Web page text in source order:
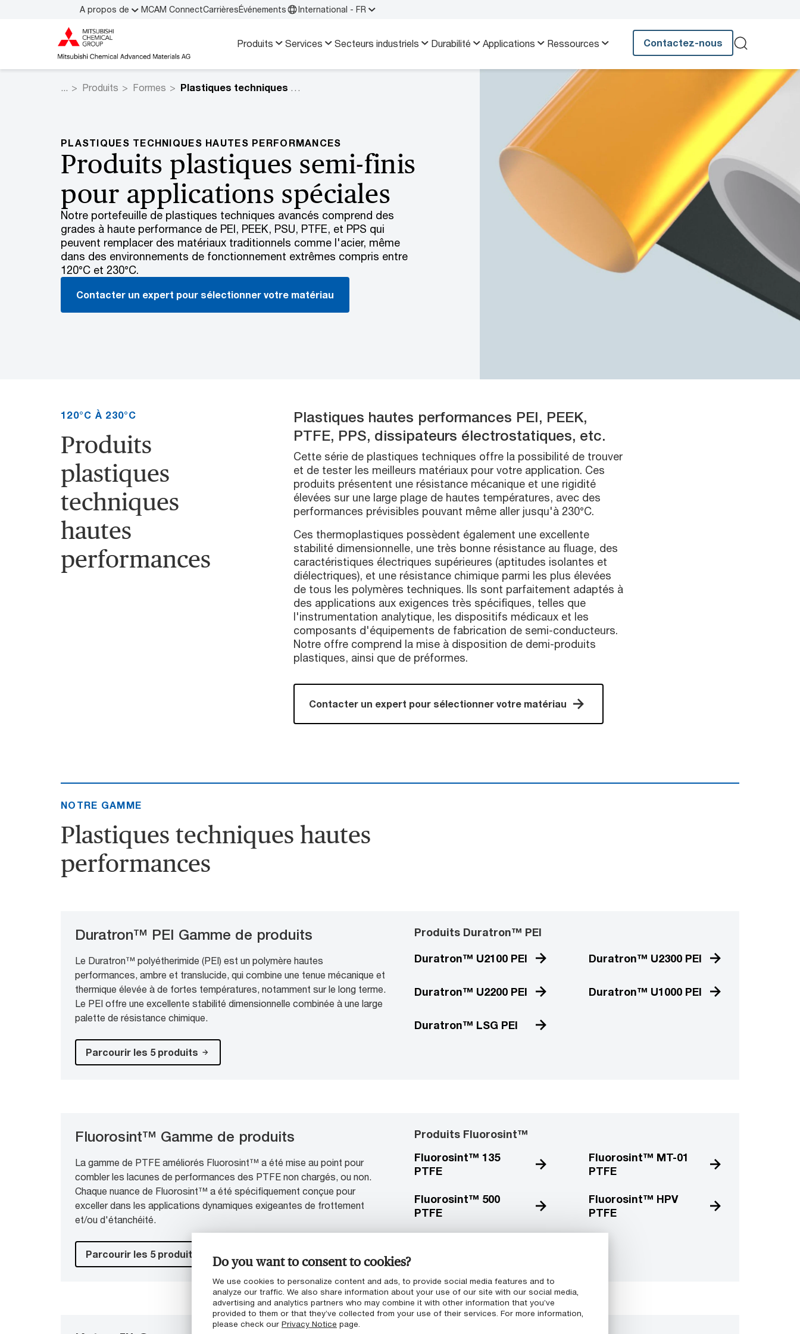
Do you want to consent to cookies?
We use cookies to personalize content and ads, to provide social media features and to
analyze our traffic. We also share information about your use of our site with our social media,
advertising and analytics partners who may combine it with other information that you’ve
provided to them or that they’ve collected from your use of their services. For more information,
please check our Privacy Notice page.
A propos de MCAM ConnectCarrièresÉvénements International - FR
Produits Services Secteurs industriels Durabilité Applications Ressources Contactez-nous
Produits Formes Plastiques techniques hautes performances
PLASTIQUES TECHNIQUES HAUTES PERFORMANCES
Produits plastiques semi-finis
pour applications spéciales
Notre portefeuille de plastiques techniques avancés comprend des
grades à haute performance de PEI, PEEK, PSU, PTFE, et PPS qui
peuvent remplacer des matériaux traditionnels comme l'acier, même
dans des environnements de fonctionnement extrêmes compris entre
120°C et 230°C.
Contacter un expert pour sélectionner votre matériau
120°C À 230°C
Produits
plastiques
techniques
hautes
performances
Plastiques hautes performances PEI, PEEK,
PTFE, PPS, dissipateurs électrostatiques, etc.
Cette série de plastiques techniques offre la possibilité de trouver
et de tester les meilleurs matériaux pour votre application. Ces
produits présentent une résistance mécanique et une rigidité
élevées sur une large plage de hautes températures, avec des
performances prévisibles pouvant même aller jusqu'à 230°C.
Ces thermoplastiques possèdent également une excellente
stabilité dimensionnelle, une très bonne résistance au fluage, des
caractéristiques électriques supérieures (aptitudes isolantes et
diélectriques), et une résistance chimique parmi les plus élevées
de tous les polymères techniques. Ils sont parfaitement adaptés à
des applications aux exigences très spécifiques, telles que
l'instrumentation analytique, les dispositifs médicaux et les
composants d'équipements de fabrication de semi-conducteurs.
Notre offre comprend la mise à disposition de demi-produits
plastiques, ainsi que de préformes.
Contacter un expert pour sélectionner votre matériau
NOTRE GAMME
Plastiques techniques hautes
performances
Duratron™ PEI Gamme de produits
Le Duratron™ polyétherimide (PEI) est un polymère hautes
performances, ambre et translucide, qui combine une tenue mécanique et
thermique élevée à de fortes températures, notamment sur le long terme.
Le PEI offre une excellente stabilité dimensionnelle combinée à une large
palette de résistance chimique.
Parcourir les 5 produits
Produits Duratron™ PEI
Duratron™ U2100 PEI
Duratron™ U2300 PEI
Duratron™ U2200 PEI Duratron™ U1000 PEI
Duratron™ LSG PEI
Fluorosint™ Gamme de produits
La gamme de PTFE améliorés Fluorosint™ a été mise au point pour
combler les lacunes de performances des PTFE non chargés, ou non.
Chaque nuance de Fluorosint™ a été spécifiquement conçue pour
exceller dans les applications dynamiques exigeantes de frottement
et/ou d'étanchéité.
Parcourir les 5 produits
Produits Fluorosint™
Fluorosint™ 135
PTFE
Fluorosint™ MT-01
PTFE
Fluorosint™ 500
PTFE
Fluorosint™ HPV
PTFE